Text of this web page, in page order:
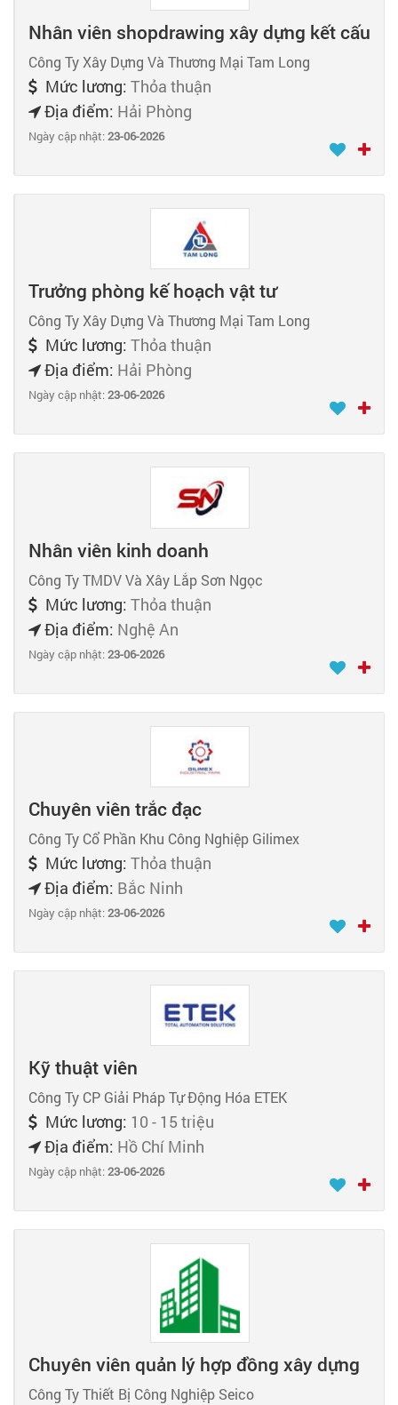
Nhân viên shopdrawing xây dựng kết cấu
Công Ty Xây Dựng Và Thương Mại Tam Long
Mức lương: Thỏa thuận
Địa điểm: Hải Phòng
Ngày cập nhật:23-06-2026
Trưởng phòng kế hoạch vật tư
Công Ty Xây Dựng Và Thương Mại Tam Long
Mức lương: Thỏa thuận
Địa điểm: Hải Phòng
Ngày cập nhật:23-06-2026
Nhân viên kinh doanh
Công Ty TMDV Và Xây Lắp Sơn Ngọc
Mức lương: Thỏa thuận
Địa điểm: Nghệ An
Ngày cập nhật:23-06-2026
Chuyên viên trắc đạc
Công Ty Cổ Phần Khu Công Nghiệp Gilimex
Mức lương: Thỏa thuận
Địa điểm: Bắc Ninh
Ngày cập nhật:23-06-2026
Kỹ thuật viên
Công Ty CP Giải Pháp Tự Động Hóa ETEK
Mức lương: 10 - 15 triệu
Địa điểm: Hồ Chí Minh
Ngày cập nhật:23-06-2026
Chuyên viên quản lý hợp đồng xây dựng
Công Ty Thiết Bị Công Nghiệp Seico